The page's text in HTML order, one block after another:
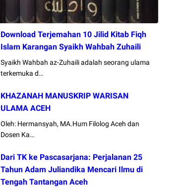
Download Terjemahan 10 Jilid Kitab Fiqh
Islam Karangan Syaikh Wahbah Zuhaili
Syaikh Wahbah az-Zuhaili adalah seorang ulama
terkemuka d…
KHAZANAH MANUSKRIP WARISAN
ULAMA ACEH
Oleh: Hermansyah, MA.Hum Filolog Aceh dan
Dosen Ka…
Dari TK ke Pascasarjana: Perjalanan 25
Tahun Adam Juliandika Mencari Ilmu di
Tengah Tantangan Aceh